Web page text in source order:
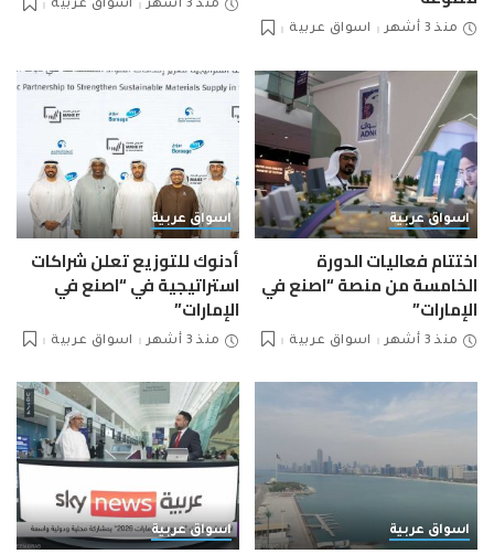
منذ 3 أشهر اسواق عربية
منذ 3 أشهر اسواق عربية
اسواق عربية
اختتام فعاليات الدورة
الخامسة من منصة “اصنع في
الإمارات”
منذ 3 أشهر اسواق عربية
اسواق عربية
أدنوك للتوزيع تعلن شراكات
استراتيجية في “اصنع في
الإمارات”
منذ 3 أشهر اسواق عربية
اسواق عربية اسواق عربية